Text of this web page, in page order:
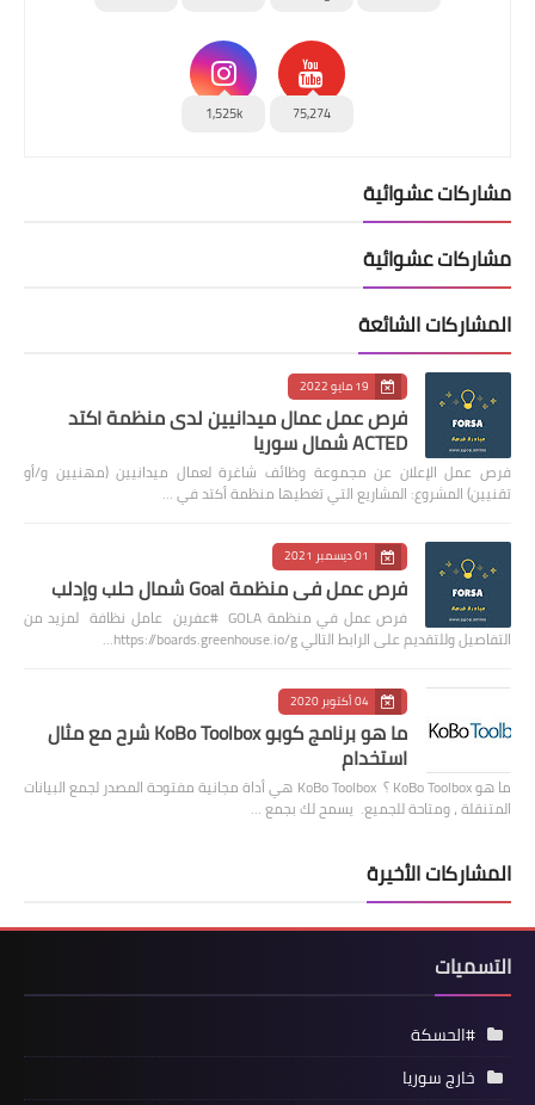
75,274
1,525k
مشاركات عشوائية
مشاركات عشوائية
المشاركات الشائعة
19 مايو 2022
فرص عمل عمال ميدانيين لدى منظمة اكتد
ACTED شمال سوريا
فرص عمل الإعلان عن مجموعة وظائف شاغرة لعمال ميدانيين (مهنيين و/أو
تقنيين) المشروع: المشاريع التي تغطيها منظمة أكتد في …
01 ديسمبر 2021
فرص عمل في منظمة Goal شمال حلب وإدلب
فرص عمل في منظمة GOLA #عفرين عامل نظافة لمزيد من
التفاصيل وللتقديم على الرابط التالي https://boards.greenhouse.io/g…
04 أكتوبر 2020
ما هو برنامج كوبو KoBo Toolbox شرح مع مثال
استخدام
ما هو KoBo Toolbox ؟ KoBo Toolbox هي أداة مجانية مفتوحة المصدر لجمع البيانات
المتنقلة ، ومتاحة للجميع. يسمح لك بجمع …
المشاركات الأخيرة
التسميات
#الحسكة
خارج سوريا